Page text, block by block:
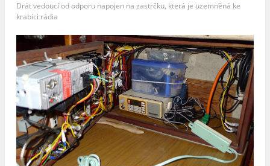
Drát vedoucí od odporu napojen na zastrčku, která je uzemněná ke
krabici rádia